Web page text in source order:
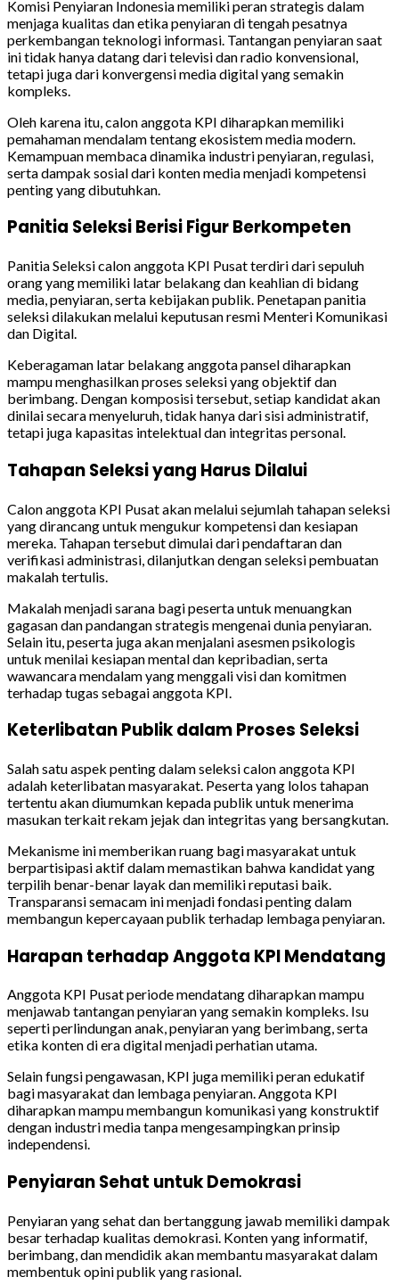
Komisi Penyiaran Indonesia memiliki peran strategis dalam
menjaga kualitas dan etika penyiaran di tengah pesatnya
perkembangan teknologi informasi. Tantangan penyiaran saat
ini tidak hanya datang dari televisi dan radio konvensional,
tetapi juga dari konvergensi media digital yang semakin
kompleks.
Oleh karena itu, calon anggota KPI diharapkan memiliki
pemahaman mendalam tentang ekosistem media modern.
Kemampuan membaca dinamika industri penyiaran, regulasi,
serta dampak sosial dari konten media menjadi kompetensi
penting yang dibutuhkan.
Panitia Seleksi Berisi Figur Berkompeten
Panitia Seleksi calon anggota KPI Pusat terdiri dari sepuluh
orang yang memiliki latar belakang dan keahlian di bidang
media, penyiaran, serta kebijakan publik. Penetapan panitia
seleksi dilakukan melalui keputusan resmi Menteri Komunikasi
dan Digital.
Keberagaman latar belakang anggota pansel diharapkan
mampu menghasilkan proses seleksi yang objektif dan
berimbang. Dengan komposisi tersebut, setiap kandidat akan
dinilai secara menyeluruh, tidak hanya dari sisi administratif,
tetapi juga kapasitas intelektual dan integritas personal.
Tahapan Seleksi yang Harus Dilalui
Calon anggota KPI Pusat akan melalui sejumlah tahapan seleksi
yang dirancang untuk mengukur kompetensi dan kesiapan
mereka. Tahapan tersebut dimulai dari pendaftaran dan
verifikasi administrasi, dilanjutkan dengan seleksi pembuatan
makalah tertulis.
Makalah menjadi sarana bagi peserta untuk menuangkan
gagasan dan pandangan strategis mengenai dunia penyiaran.
Selain itu, peserta juga akan menjalani asesmen psikologis
untuk menilai kesiapan mental dan kepribadian, serta
wawancara mendalam yang menggali visi dan komitmen
terhadap tugas sebagai anggota KPI.
Keterlibatan Publik dalam Proses Seleksi
Salah satu aspek penting dalam seleksi calon anggota KPI
adalah keterlibatan masyarakat. Peserta yang lolos tahapan
tertentu akan diumumkan kepada publik untuk menerima
masukan terkait rekam jejak dan integritas yang bersangkutan.
Mekanisme ini memberikan ruang bagi masyarakat untuk
berpartisipasi aktif dalam memastikan bahwa kandidat yang
terpilih benar-benar layak dan memiliki reputasi baik.
Transparansi semacam ini menjadi fondasi penting dalam
membangun kepercayaan publik terhadap lembaga penyiaran.
Harapan terhadap Anggota KPI Mendatang
Anggota KPI Pusat periode mendatang diharapkan mampu
menjawab tantangan penyiaran yang semakin kompleks. Isu
seperti perlindungan anak, penyiaran yang berimbang, serta
etika konten di era digital menjadi perhatian utama.
Selain fungsi pengawasan, KPI juga memiliki peran edukatif
bagi masyarakat dan lembaga penyiaran. Anggota KPI
diharapkan mampu membangun komunikasi yang konstruktif
dengan industri media tanpa mengesampingkan prinsip
independensi.
Penyiaran Sehat untuk Demokrasi
Penyiaran yang sehat dan bertanggung jawab memiliki dampak
besar terhadap kualitas demokrasi. Konten yang informatif,
berimbang, dan mendidik akan membantu masyarakat dalam
membentuk opini publik yang rasional.